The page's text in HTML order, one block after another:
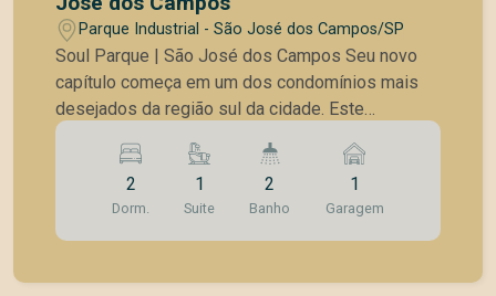
Parque Industrial - São José dos Campos/SP
Soul Parque | São José dos Campos Seu novo
capítulo começa em um dos condomínios mais
desejados da região sul da cidade. Este
belíssimo apartamento no Soul Parque reúne
conforto, modernidade e praticidade em cada
detalhe. São 2 dormitórios, sendo 1 suíte,
ambientes climatizados e um projeto pensado
para proporcionar bem-estar em todos os
2
Dorm.
1
Suite
2
Banho
1
Garagem